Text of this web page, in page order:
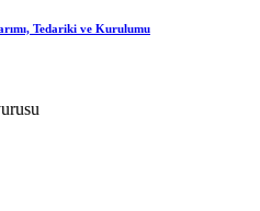
Tedariki ve Kurulumu